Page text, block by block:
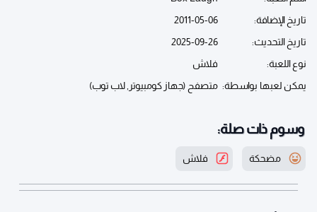
تاريخ الإضافة:
2011-05-06
تاريخ التحديث:
2025-09-26
نوع اللعبة:
فلاش
يمكن لعبها بواسطة: متصفح (جهاز كومبيوتر, لاب توب)
وسوم ذات صلة:
مضحكة فلاش